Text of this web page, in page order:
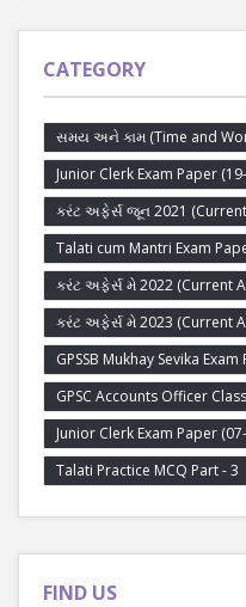
CATEGORY
સમય અને કામ (Time and
Junior Clerk Exam Paper
કરંટ અફેર્સ જૂન 2021 (Current
Talati cum Mantri Exam
કરંટ અફેર્સ મે 2022 (Current
કરંટ અફેર્સ મે 2023 (Current
GPSSB Mukhay Sevika
GPSC Accounts Officer
Junior Clerk Exam Paper
Talati Practice MCQ Part - 3
FIND US